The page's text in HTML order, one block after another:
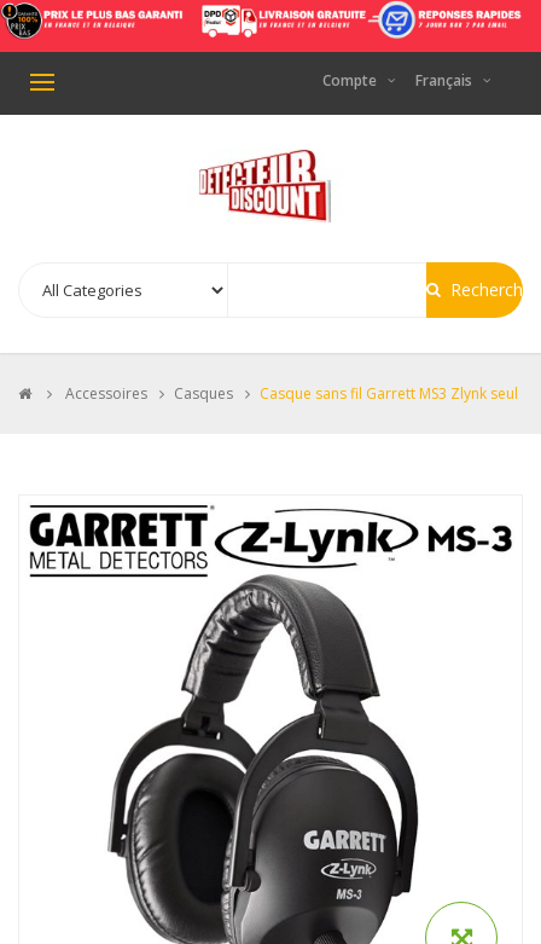
Basculer
la
Compte Français
Recherche
> Accessoires > Casques > Casque sans fil Garrett MS3 Zlynk seul